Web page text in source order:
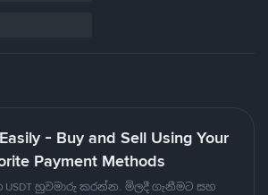
- Buy and Sell Using Your
Payment Methods
USDT හුවමාරු කරන්න. මිලදී ගැනීමට සහ